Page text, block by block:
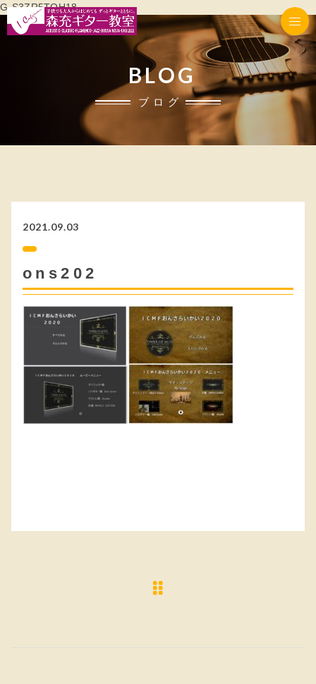
G-S3ZR5TQH18
BLOG
ブログ
2021.09.03
ons202